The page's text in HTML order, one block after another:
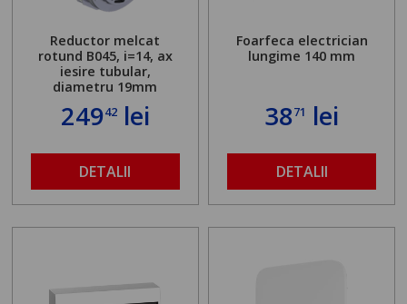
Reductor melcat
rotund B045, i=14, ax
iesire tubular,
diametru 19mm
24942lei
DETALII
Foarfeca electrician
lungime 140 mm
3871 lei
DETALII